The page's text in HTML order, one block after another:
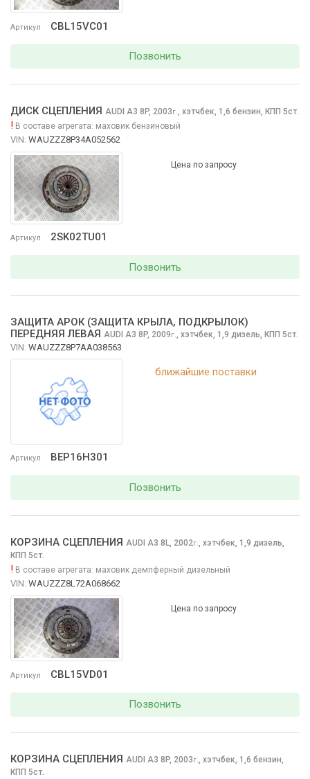
Артикул CBL15VC01
Позвонить
Артикул 2SK02TU01
ДИСК СЦЕПЛЕНИЯ AUDI A3 8P, 2003г., хэтчбек, 1,6 бензин, КПП 5ст.
! В составе агрегата: маховик бензиновый
VIN: WAUZZZ8P34A052562
Цена по запросу
Позвонить
Артикул BEP16H301
ЗАЩИТА АРОК (ЗАЩИТА КРЫЛА, ПОДКРЫЛОК)
ПЕРЕДНЯЯ ЛЕВАЯ AUDI A3 8P, 2009г., хэтчбек, 1,9 дизель, КПП 5ст.
VIN: WAUZZZ8P7AA038563
ближайшие поставки
Позвонить
Артикул CBL15VD01
КОРЗИНА СЦЕПЛЕНИЯ AUDI A3 8L, 2002г., хэтчбек, 1,9 дизель,
КПП 5ст.
! В составе агрегата: маховик демпферный дизельный
VIN: WAUZZZ8L72A068662
Цена по запросу
Позвонить
КОРЗИНА СЦЕПЛЕНИЯ AUDI A3 8P, 2003г., хэтчбек, 1,6 бензин,
КПП 5ст.